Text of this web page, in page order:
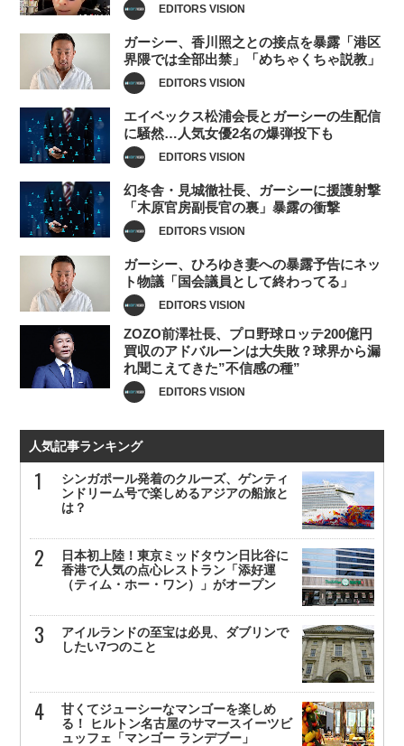
EDITORS VISION
ガーシー、香川照之との接点を暴露「港区
界隈では全部出禁」「めちゃくちゃ説教」
EDITORS VISION
エイベックス松浦会長とガーシーの生配信
に騒然…人気女優2名の爆弾投下も
EDITORS VISION
幻冬舎・見城徹社長、ガーシーに援護射撃
「木原官房副長官の裏」暴露の衝撃
EDITORS VISION
ガーシー、ひろゆき妻への暴露予告にネッ
ト物議「国会議員として終わってる」
EDITORS VISION
ZOZO前澤社長、プロ野球ロッテ200億円
買収のアドバルーンは大失敗？球界から漏
れ聞こえてきた”不信感の種”
EDITORS VISION
人気記事ランキング
シンガポール発着のクルーズ、ゲンティ
ンドリーム号で楽しめるアジアの船旅と
は？
日本初上陸！東京ミッドタウン日比谷に
香港で人気の点心レストラン「添好運
（ティム・ホー・ワン）」がオープン
アイルランドの至宝は必見、ダブリンで
したい7つのこと
甘くてジューシーなマンゴーを楽しめ
る！ ヒルトン名古屋のサマースイーツビ
ュッフェ「マンゴー ランデブー」